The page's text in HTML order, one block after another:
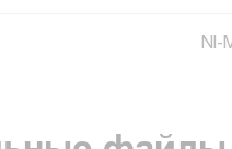
NI-